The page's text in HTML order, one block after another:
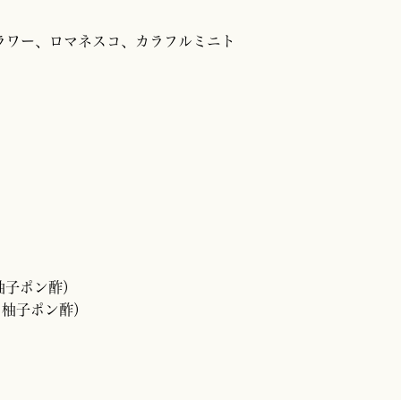
ー、ロマネスコ、カラフルミニト
ポン酢）
子ポン酢）